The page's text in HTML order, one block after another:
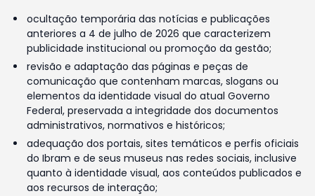
ocultação temporária das notícias e publicações
anteriores a 4 de julho de 2026 que caracterizem
publicidade institucional ou promoção da gestão;
revisão e adaptação das páginas e peças de
comunicação que contenham marcas, slogans ou
elementos da identidade visual do atual Governo
Federal, preservada a integridade dos documentos
administrativos, normativos e históricos;
adequação dos portais, sites temáticos e perfis oficiais
do Ibram e de seus museus nas redes sociais, inclusive
quanto à identidade visual, aos conteúdos publicados e
aos recursos de interação;